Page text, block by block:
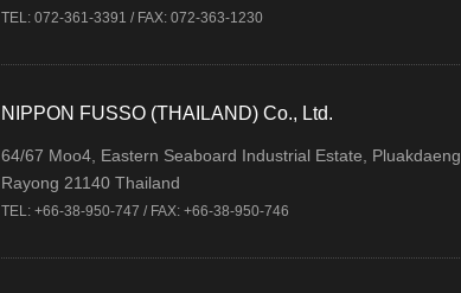
TEL: 072-361-3391 / FAX: 072-363-1230
NIPPON FUSSO (THAILAND) Co., Ltd.
64/67 Moo4, Eastern Seaboard Industrial Estate, Pluakdaeng,
Rayong 21140 Thailand
TEL: +66-38-950-747 / FAX: +66-38-950-746